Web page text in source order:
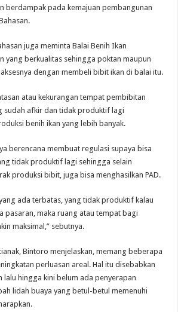
berdampak pada kemajuan pembangunan
juga meminta Balai Benih Ikan
yang berkualitas sehingga poktan maupun
dengan membeli bibit ikan di balai itu.
atau kekurangan tempat pembibitan
sudah afkir dan tidak produktif lagi
benih ikan yang lebih banyak.
berencana membuat regulasi supaya bisa
tidak produktif lagi sehingga selain
produksi bibit, juga bisa menghasilkan PAD.
ada terbatas, yang tidak produktif kalau
pasaran, maka ruang atau tempat bagi
maksimal,” sebutnya.
Bintoro menjelaskan, memang beberapa
perluasan areal. Hal itu disebabkan
lalu hingga kini belum ada penyerapan
lidah buaya yang betul-betul memenuhi